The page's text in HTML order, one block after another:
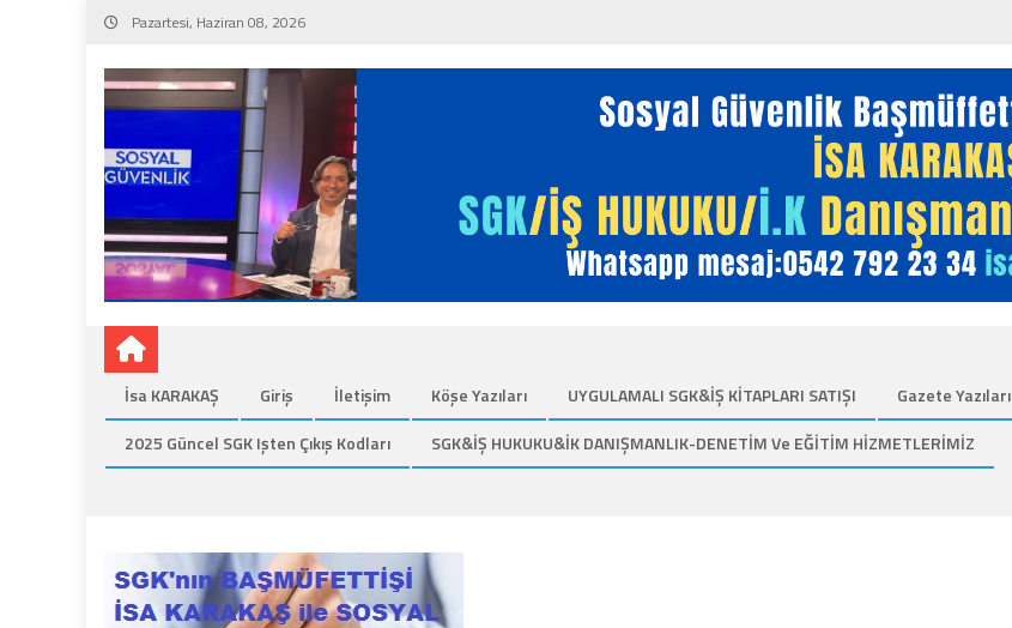
Skip
content
Pazartesi, Haziran 08, 2026
İsa KARAKAŞ Giriş İletişim Köşe Yazıları UYGULAMALI SGK&İŞ KİTAPLARI SATIŞI Gazete Yazıları
2025 Güncel SGK Işten Çıkış Kodları
SGK&İŞ HUKUKU&İK DANIŞMANLIK-DENETİM Ve EĞİTİM HİZMETLERİMİZ